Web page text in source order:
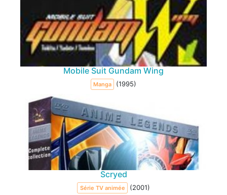
Mobile Suit Gundam Wing
Manga (1995)
Scryed
Série TV animée (2001)